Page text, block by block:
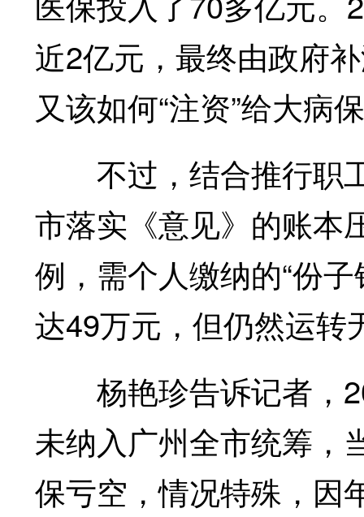
近2亿元，最终由政府
又该如何“注资”给大病
不过，结合推行职
市落实《意见》的账本
例，需个人缴纳的“份
达49万元，但仍然运转
杨艳珍告诉记者，
未纳入广州全市统筹，
保亏空，情况特殊，因